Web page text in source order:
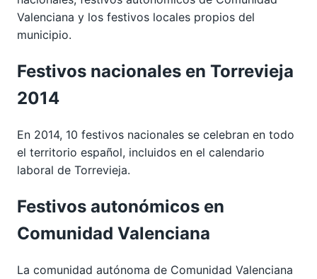
Valenciana y los festivos locales propios del
municipio.
Festivos nacionales en Torrevieja
2014
En 2014, 10 festivos nacionales se celebran en todo
el territorio español, incluidos en el calendario
laboral de Torrevieja.
Festivos autonómicos en
Comunidad Valenciana
La comunidad autónoma de Comunidad Valenciana